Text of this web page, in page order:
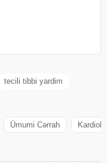
tecili tibbi yardim
Ümumi Cərrah